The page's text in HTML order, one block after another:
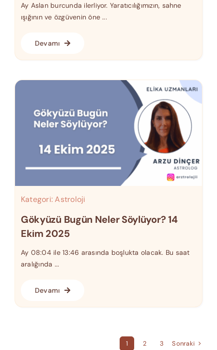
Ay Aslan burcunda ilerliyor. Yaratıcılığımızın, sahne
ışığının ve özgüvenin öne ...
Devamı
Kategori:Astroloji
Gökyüzü Bugün Neler Söylüyor? 14
Ekim 2025
Ay 08:04 ile 13:46 arasında boşlukta olacak. Bu saat
aralığında ...
Devamı
1 2 3 Sonraki